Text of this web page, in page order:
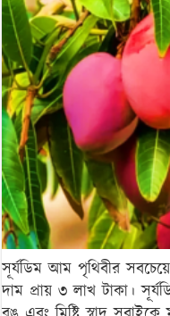
সবচেয়ে
দামি
আম
‘সূর্যডিম’:
এর
দামের
রহস্য
উন্মোচন!
সূর্যডিম আম পৃথিবীর
দাম প্রায় ৩ লাখ টাকা।